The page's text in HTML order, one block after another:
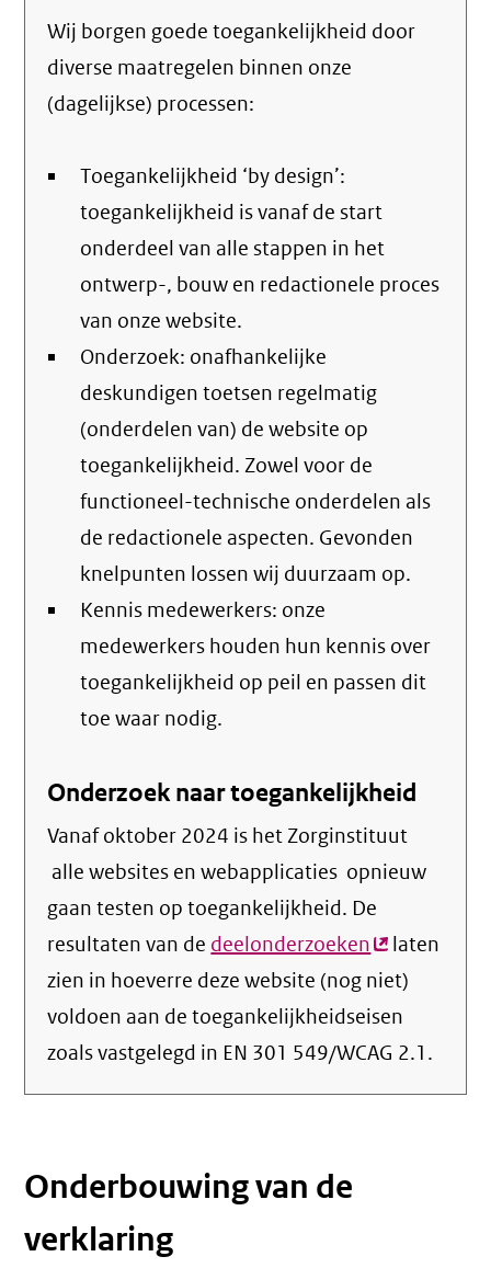
Wij borgen goede toegankelijkheid door
diverse maatregelen binnen onze
(dagelijkse) processen:
Toegankelijkheid ‘by design’:
toegankelijkheid is vanaf de start
onderdeel van alle stappen in het
ontwerp-, bouw en redactionele proces
van onze website.
Onderzoek: onafhankelijke
deskundigen toetsen regelmatig
(onderdelen van) de website op
toegankelijkheid. Zowel voor de
functioneel-technische onderdelen als
de redactionele aspecten. Gevonden
knelpunten lossen wij duurzaam op.
Kennis medewerkers: onze
medewerkers houden hun kennis over
toegankelijkheid op peil en passen dit
toe waar nodig.
Onderzoek naar toegankelijkheid
Vanaf oktober 2024 is het Zorginstituut
alle websites en webapplicaties opnieuw
gaan testen op toegankelijkheid. De
resultaten van de deelonderzoeken(externe
link)
laten
zien in hoeverre deze website (nog niet)
voldoen aan de toegankelijkheidseisen
zoals vastgelegd in EN 301 549/WCAG 2.1.
Onderbouwing van de
verklaring